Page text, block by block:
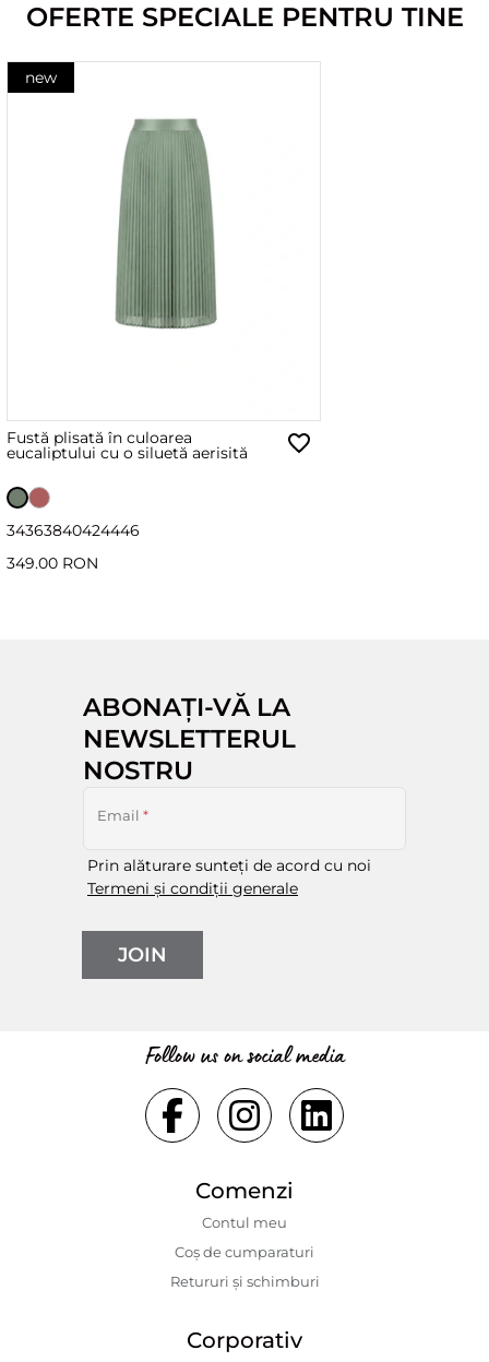
OFERTE SPECIALE PENTRU TINE
new
Fustă plisată în culoarea
eucaliptului cu o siluetă aerisită
34363840424446
349.00 RON
ABONAȚI-VĂ LA
NEWSLETTERUL
NOSTRU
Email *
Prin alăturare sunteți de acord cu noi
Termeni și condiții generale
JOIN
Follow us on social media
Comenzi
Contul meu
Coș de cumparaturi
Retururi și schimburi
Corporativ